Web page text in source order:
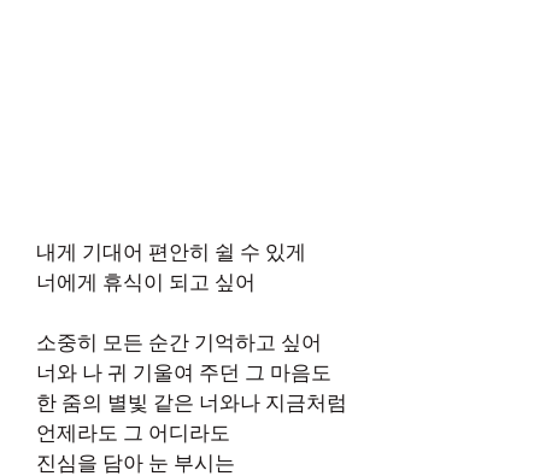
내게 기대어 편안히 쉴 수 있게
너에게 휴식이 되고 싶어
소중히 모든 순간 기억하고 싶어
너와 나 귀 기울여 주던 그 마음도
한 줌의 별빛 같은 너와나 지금처럼
언제라도 그 어디라도
진심을 담아 눈 부시는